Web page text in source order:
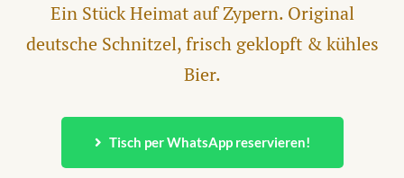
Ein Stück Heimat auf Zypern. Original
deutsche Schnitzel, frisch geklopft & kühles
Bier.
Tisch per WhatsApp reservieren!